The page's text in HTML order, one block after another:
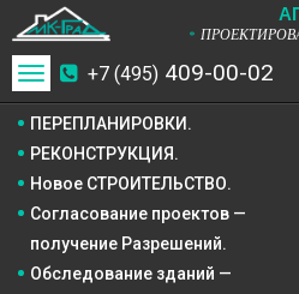
А
*
+7 (495) 409-00-02
Toggle
navigation
ПЕРЕПЛАНИРОВКИ.
РЕКОНСТРУКЦИЯ.
Новое СТРОИТЕЛЬСТВО.
Согласование проектов —
получение Разрешений.
Обследование зданий —